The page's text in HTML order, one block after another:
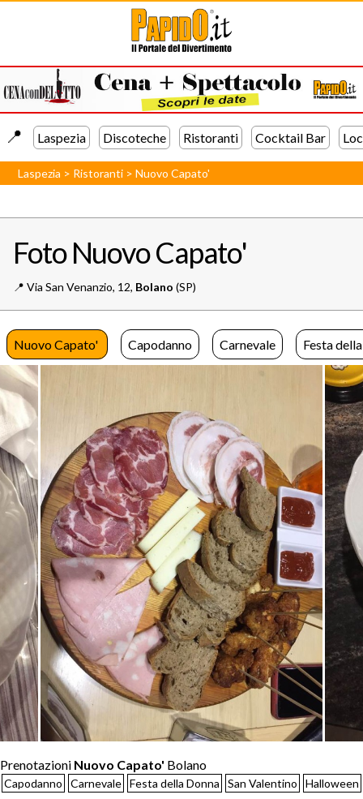
📍️ Laspezia Discoteche Ristoranti Cocktail Bar
Laspezia > Ristoranti >Nuovo Capato'
Foto Nuovo Capato'
📍️ Via San Venanzio, 12, Bolano (SP)
Nuovo Capato' Capodanno Carnevale Festa
Prenotazioni Nuovo Capato' Bolano
Capodanno Carnevale Festa della Donna San Valentino Halloween